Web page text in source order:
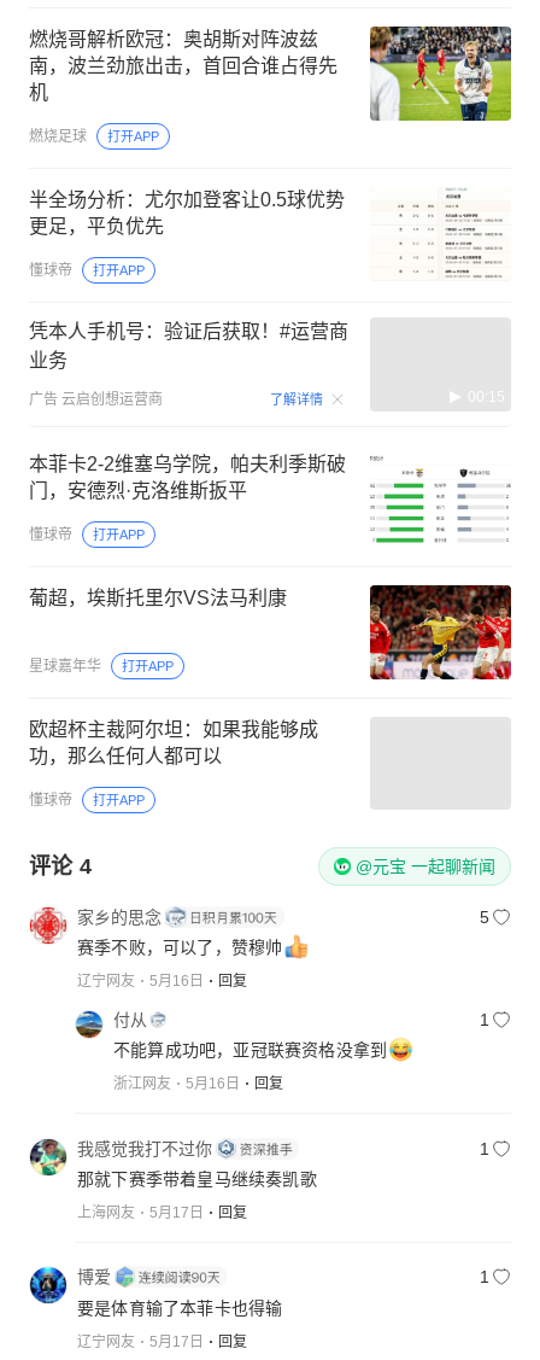
燃烧哥解析欧冠：奥胡斯对阵波兹
南，波兰劲旅出击，首回合谁占得先
机
燃烧足球 打开APP
半全场分析：尤尔加登客让0.5球优势
更足，平负优先
懂球帝 打开APP
凭本人手机号：验证后获取！#运营商
业务
广告 云启创想运营商 了解详情 00:15
本菲卡2-2维塞乌学院，帕夫利季斯破
门，安德烈·克洛维斯扳平
懂球帝 打开APP
葡超，埃斯托里尔VS法马利康
星球嘉年华 打开APP
欧超杯主裁阿尔坦：如果我能够成
功，那么任何人都可以
懂球帝 打开APP
评论 4 @元宝 一起聊新闻
家乡的思念
5
赛季不败，可以了，赞穆帅
辽宁网友 5月16日 回复
付从
1
不能算成功吧，亚冠联赛资格没拿到
浙江网友 5月16日 回复
我感觉我打不过你
1
那就下赛季带着皇马继续奏凯歌
上海网友 5月17日 回复
博爱
1
要是体育输了本菲卡也得输
辽宁网友 5月17日 回复